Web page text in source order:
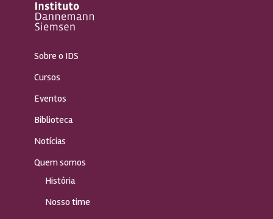
Sobre o IDS
Cursos
Eventos
Biblioteca
Notícias
Quem somos
História
Nosso time